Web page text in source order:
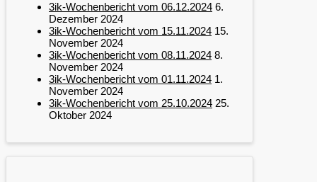
3ik-Wochenbericht vom 06.12.2024 6.
Dezember 2024
3ik-Wochenbericht vom 15.11.2024 15.
November 2024
3ik-Wochenbericht vom 08.11.2024 8.
November 2024
3ik-Wochenbericht vom 01.11.2024 1.
November 2024
3ik-Wochenbericht vom 25.10.2024 25.
Oktober 2024